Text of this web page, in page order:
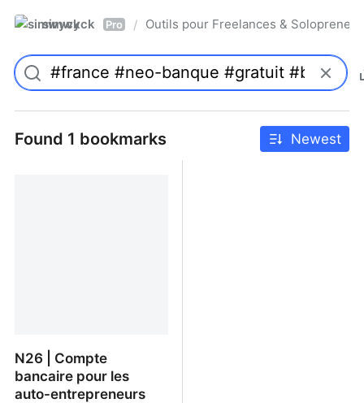
simwyck Pro / Outils pour Freelances &
Found 1 bookmarks Newest
N26 | Compte
bancaire pour les
auto-entrepreneurs